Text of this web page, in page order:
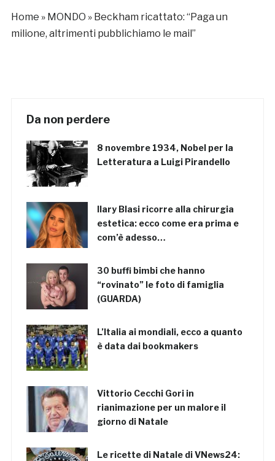
Home » MONDO » Beckham ricattato: “Paga un
milione, altrimenti pubblichiamo le mail”
Da non perdere
8 novembre 1934, Nobel per la
Letteratura a Luigi Pirandello
Ilary Blasi ricorre alla chirurgia
estetica: ecco come era prima e
com’è adesso…
30 buffi bimbi che hanno
“rovinato” le foto di famiglia
(GUARDA)
L’Italia ai mondiali, ecco a quanto
è data dai bookmakers
Vittorio Cecchi Gori in
rianimazione per un malore il
giorno di Natale
Le ricette di Natale di VNews24: